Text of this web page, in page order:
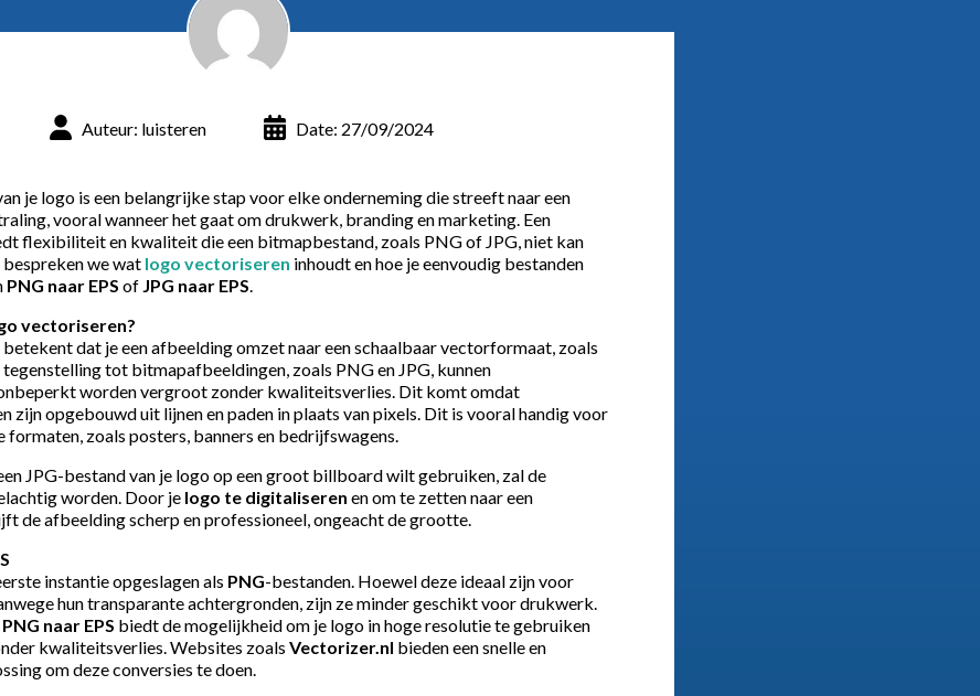
Auteur: luisteren Date: 27/09/2024
je logo is een belangrijke stap voor elke onderneming die streeft naar een
vooral wanneer het gaat om drukwerk, branding en marketing. Een
flexibiliteit en kwaliteit die een bitmapbestand, zoals PNG of JPG, niet kan
we wat logo vectoriseren inhoudt en hoe je eenvoudig bestanden
PNG naar EPS of JPG naar EPS.
vectoriseren?
dat je een afbeelding omzet naar een schaalbaar vectorformaat, zoals
tegenstelling tot bitmapafbeeldingen, zoals PNG en JPG, kunnen
worden vergroot zonder kwaliteitsverlies. Dit komt omdat
zijn opgebouwd uit lijnen en paden in plaats van pixels. Dit is vooral handig voor
zoals posters, banners en bedrijfswagens.
JPG-bestand van je logo op een groot billboard wilt gebruiken, zal de
worden. Door je logo te digitaliseren en om te zetten naar een
de afbeelding scherp en professioneel, ongeacht de grootte.
instantie opgeslagen als PNG-bestanden. Hoewel deze ideaal zijn voor
hun transparante achtergronden, zijn ze minder geschikt voor drukwerk.
PNG naar EPS biedt de mogelijkheid om je logo in hoge resolutie te gebruiken
kwaliteitsverlies. Websites zoals Vectorizer.nl bieden een snelle en
om deze conversies te doen.